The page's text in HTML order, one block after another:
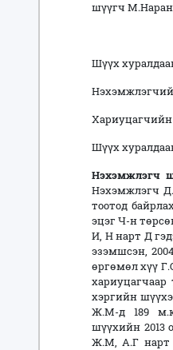
шүүгч
Шүүх
Хариуцагчийн
Шүүх
Нэхэмжлэгч
Нэхэмжлэгч
тоотод
эцэг Ч-н
И, Н нарт Д
эзэмшсэн,
өргөмөл хүү
хэргийн
Ж.М-д 189
шүүхийн 2013
Ж.М, А.Г нарт